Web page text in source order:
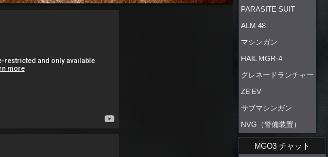
PARASITE SUIT
ALM 48
マシンガン
HAIL MGR-4
グレネードランチャー
ZE'EV
サブマシンガン
NVG（警備装置）
MGO3 チャット